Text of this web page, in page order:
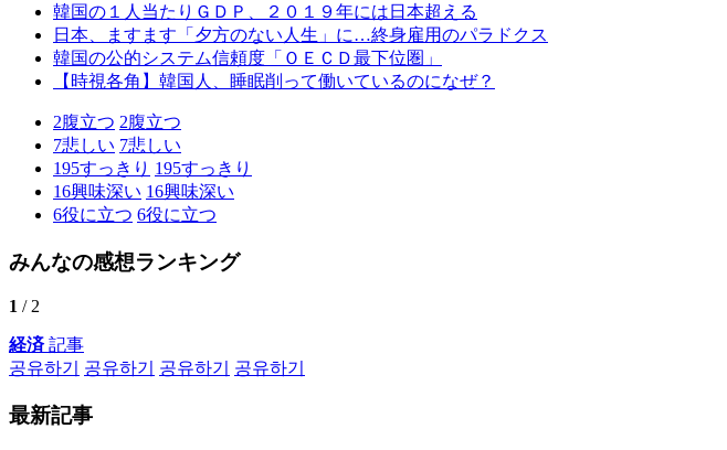
韓国の１人当たりＧＤＰ、２０１９年には日本超える
日本、ますます「夕方のない人生」に…終身雇用のパラドクス
韓国の公的システム信頼度「ＯＥＣＤ最下位圏」
【時視各角】韓国人、睡眠削って働いているのになぜ？
2腹立つ 2腹立つ
7悲しい 7悲しい
195すっきり 195すっきり
16興味深い 16興味深い
6役に立つ 6役に立つ
みんなの感想ランキング
1 / 2
経済記事
공유하기
공유하기 공유하기 공유하기
最新記事